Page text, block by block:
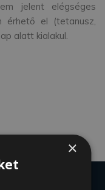
jelent elégséges
érhető el (tetanusz,
alatt kialakul.
×